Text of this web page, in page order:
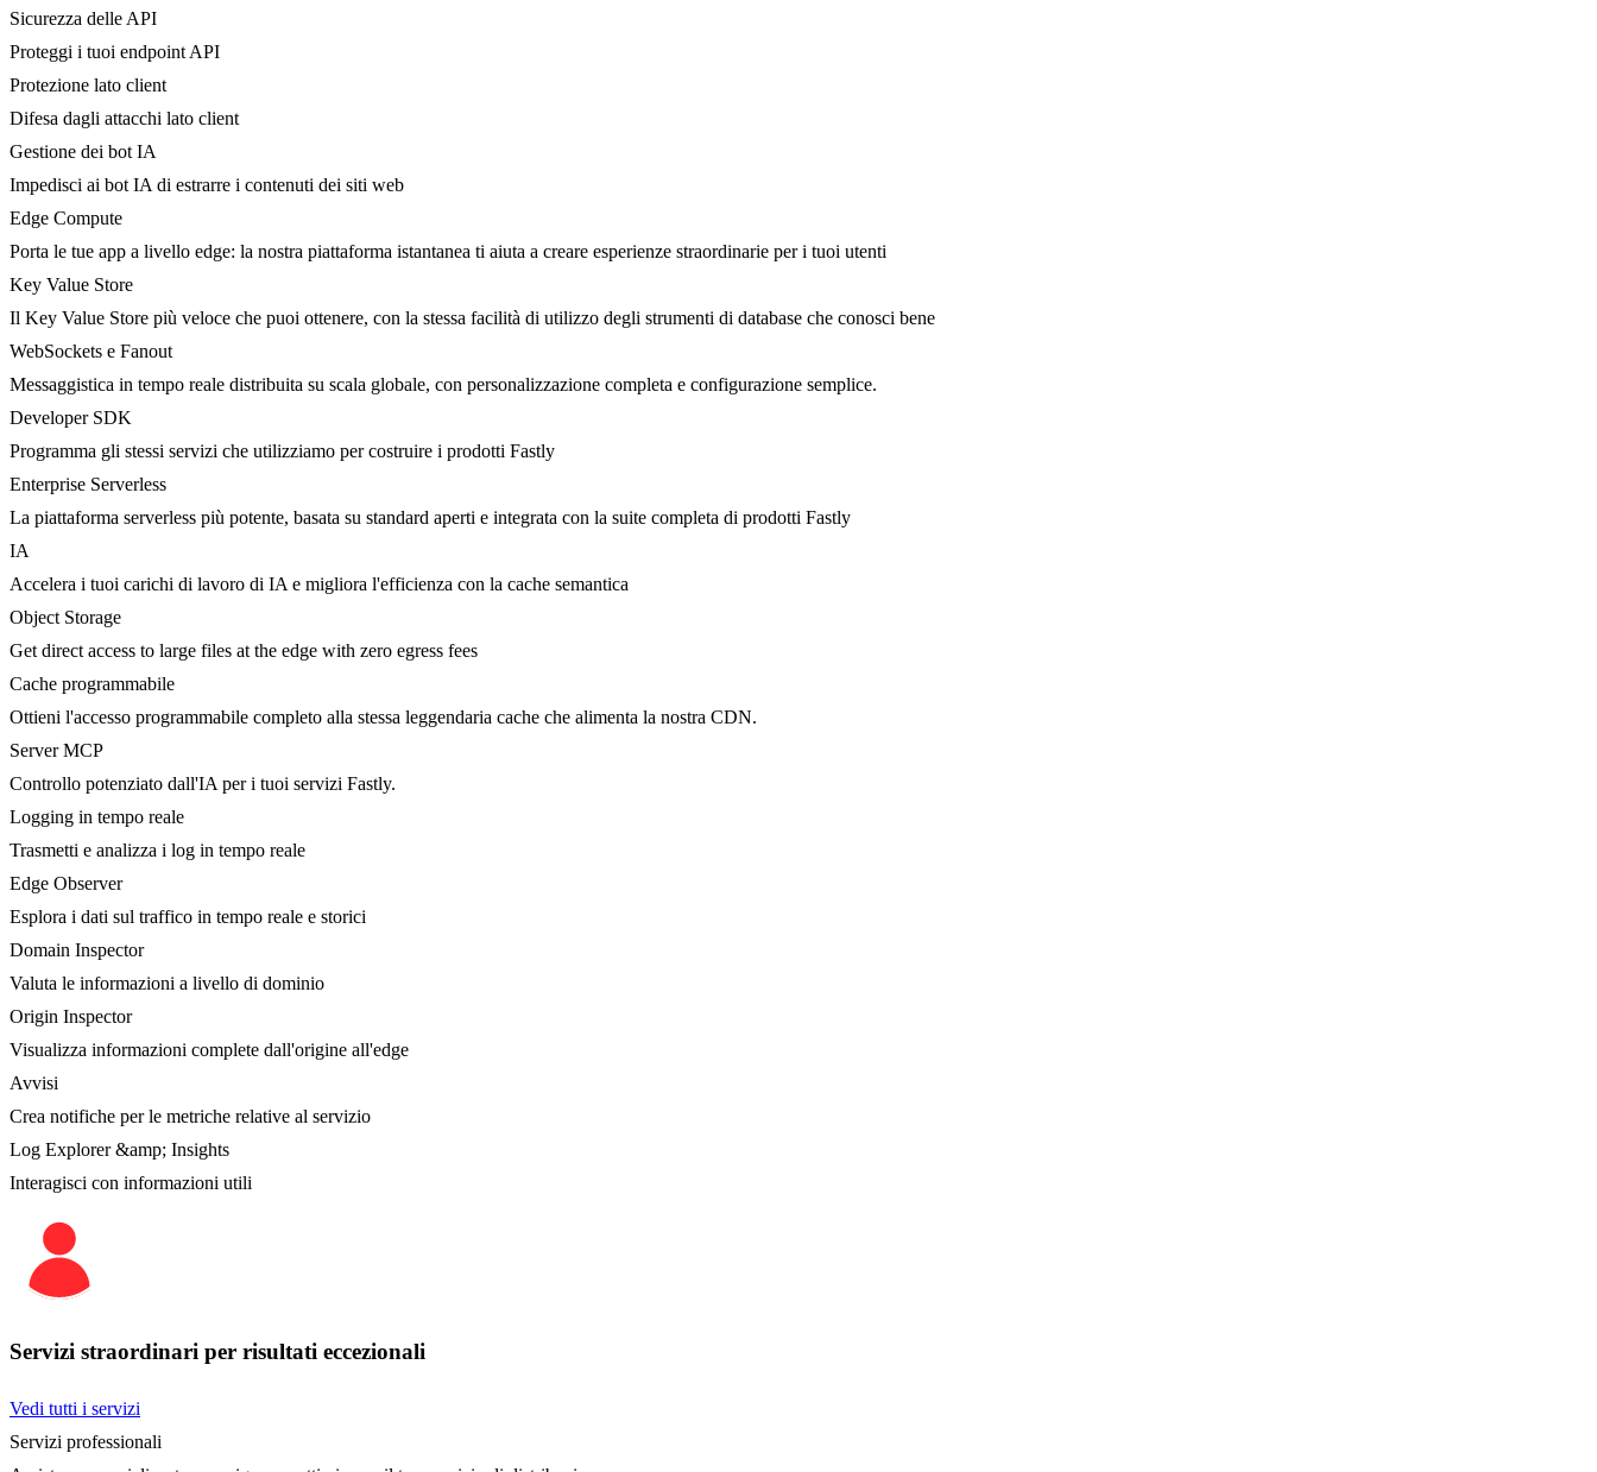
Sicurezza delle API
Proteggi i tuoi endpoint API
Protezione lato client
Difesa dagli attacchi lato client
Gestione dei bot IA
Impedisci ai bot IA di estrarre i contenuti dei siti web
Edge Compute
Porta le tue app a livello edge: la nostra piattaforma istantanea ti aiuta a creare esperienze straordinarie per i tuoi utenti
Key Value Store
Il Key Value Store più veloce che puoi ottenere, con la stessa facilità di utilizzo degli strumenti di database che conosci bene
WebSockets e Fanout
Messaggistica in tempo reale distribuita su scala globale, con personalizzazione completa e configurazione semplice.
Developer SDK
Programma gli stessi servizi che utilizziamo per costruire i prodotti Fastly
Enterprise Serverless
La piattaforma serverless più potente, basata su standard aperti e integrata con la suite completa di prodotti Fastly
IA
Accelera i tuoi carichi di lavoro di IA e migliora l'efficienza con la cache semantica
Object Storage
Get direct access to large files at the edge with zero egress fees
Cache programmabile
Ottieni l'accesso programmabile completo alla stessa leggendaria cache che alimenta la nostra CDN.
Server MCP
Controllo potenziato dall'IA per i tuoi servizi Fastly.
Logging in tempo reale
Trasmetti e analizza i log in tempo reale
Edge Observer
Esplora i dati sul traffico in tempo reale e storici
Domain Inspector
Valuta le informazioni a livello di dominio
Origin Inspector
Visualizza informazioni complete dall'origine all'edge
Avvisi
Crea notifiche per le metriche relative al servizio
Log Explorer &amp; Insights
Interagisci con informazioni utili
Servizi straordinari per risultati eccezionali
Vedi tutti i servizi
Servizi professionali